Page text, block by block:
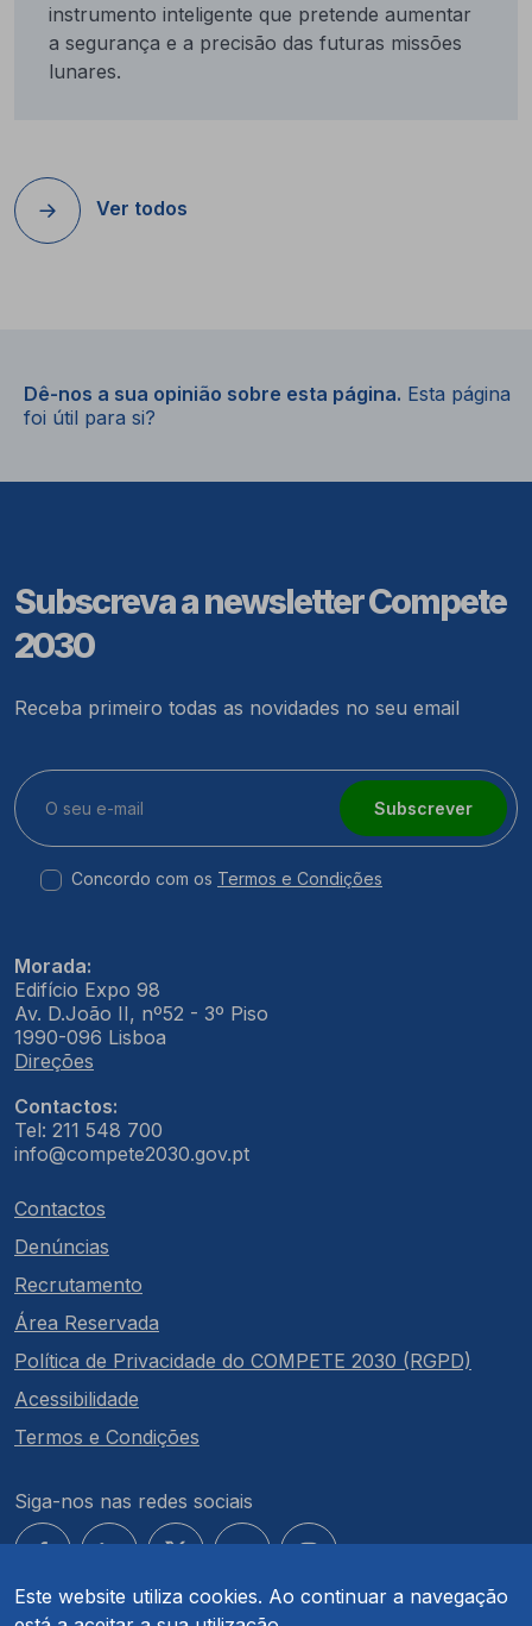
Este website utiliza cookies. Ao continuar a navegação
instrumento inteligente que pretende aumentar
a segurança e a precisão das futuras missões
lunares.
Ver todos
Dê-nos a sua opinião sobre esta página. Esta página
foi útil para si?
Subscreva a newsletter Compete
2030
Receba primeiro todas as novidades no seu email
Subscrever
Concordo com os Termos e Condições
Morada:
Edifício Expo 98
Av. D.João II, nº52 - 3º Piso
1990-096 Lisboa
Direções
Contactos:
Tel: 211 548 700
info@compete2030.gov.pt
Contactos
Denúncias
Recrutamento
Área Reservada
Política de Privacidade do COMPETE 2030 (RGPD)
Acessibilidade
Termos e Condições
Siga-nos nas redes sociais